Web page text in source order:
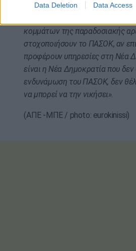
Data Deletion Data Access
μας είναι η πολιτική αλλαγή
κομμάτων της παραδοσιακής
στοχοποιήσουν το ΠΑΣΟΚ, αν
προφέρουν υπηρεσίες στη Νέα
είναι η Νέα Δημοκρατία που δεν
ενδυνάμωση του ΠΑΣΟΚ, δεν
να μπορεί να την νικήσει».
(ΑΠΕ -ΜΠΕ / photo: eurokinissi)